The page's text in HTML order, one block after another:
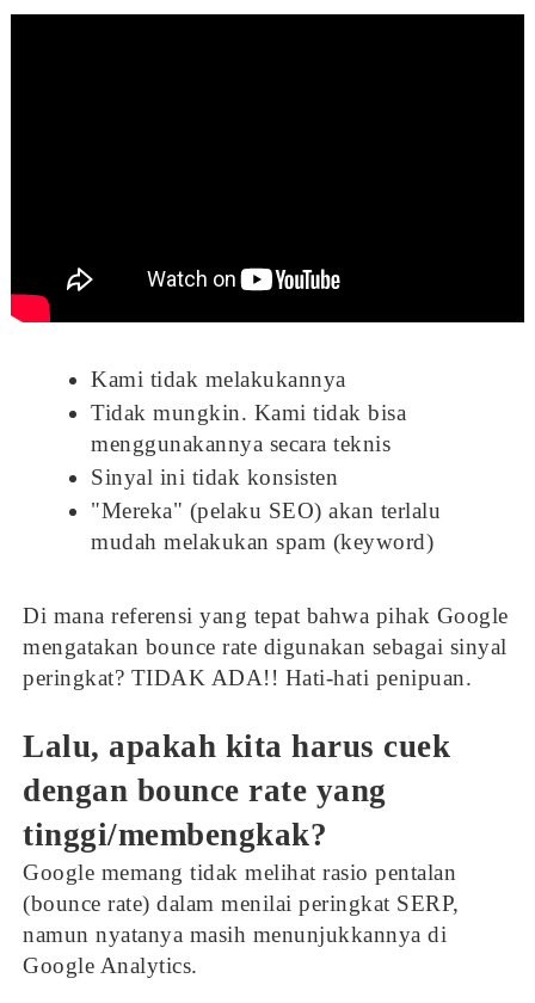
Kami tidak melakukannya
Tidak mungkin. Kami tidak bisa
menggunakannya secara teknis
Sinyal ini tidak konsisten
"Mereka" (pelaku SEO) akan terlalu
mudah melakukan spam (keyword)
Di mana referensi yang tepat bahwa pihak Google
mengatakan bounce rate digunakan sebagai sinyal
peringkat? TIDAK ADA!! Hati-hati penipuan.
Lalu, apakah kita harus cuek
dengan bounce rate yang
tinggi/membengkak?
Google memang tidak melihat rasio pentalan
(bounce rate) dalam menilai peringkat SERP,
namun nyatanya masih menunjukkannya di
Google Analytics.